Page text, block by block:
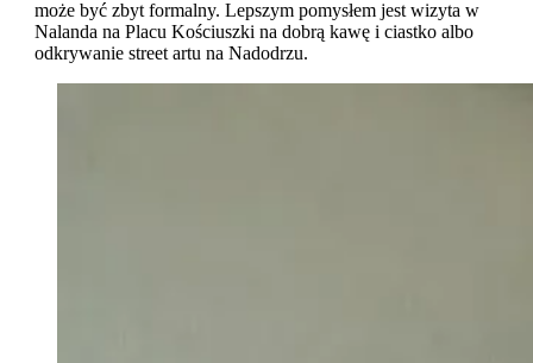
może być zbyt formalny. Lepszym pomysłem jest wizyta w
Nalanda na Placu Kościuszki na dobrą kawę i ciastko albo
odkrywanie street artu na Nadodrzu.